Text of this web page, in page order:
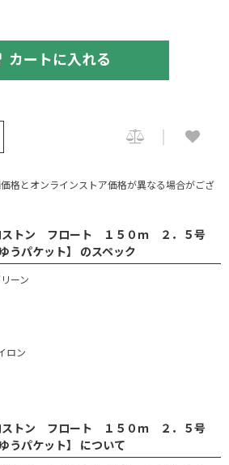
カートに入れる
格とオンラインストア価格が異なる場合がござ
ストン フロート １５０ｍ ２．５号
うパケット】 のスペック
ーン
ロン
ストン フロート １５０ｍ ２．５号
うパケット】 について